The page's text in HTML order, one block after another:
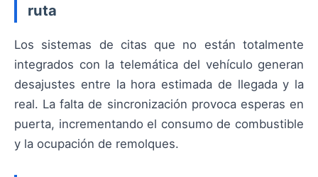
ruta
Los sistemas de citas que no están totalmente
integrados con la telemática del vehículo generan
desajustes entre la hora estimada de llegada y la
real. La falta de sincronización provoca esperas en
puerta, incrementando el consumo de combustible
y la ocupación de remolques.